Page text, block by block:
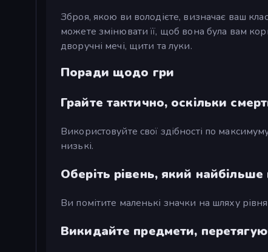
Зброя, якою ви володієте, визначає ваш
можете змінювати її, щоб вона була вам
дворучні мечі, щити та луки.
Поради щодо гри
Грайте тактично, оскільки
Використовуйте свої здібності по
низькі.
Оберіть рівень, який
Ви помітите маленькі значки на шляху
Викидайте предмети,